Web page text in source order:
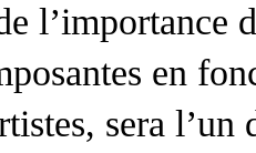
l’importance
en
sera